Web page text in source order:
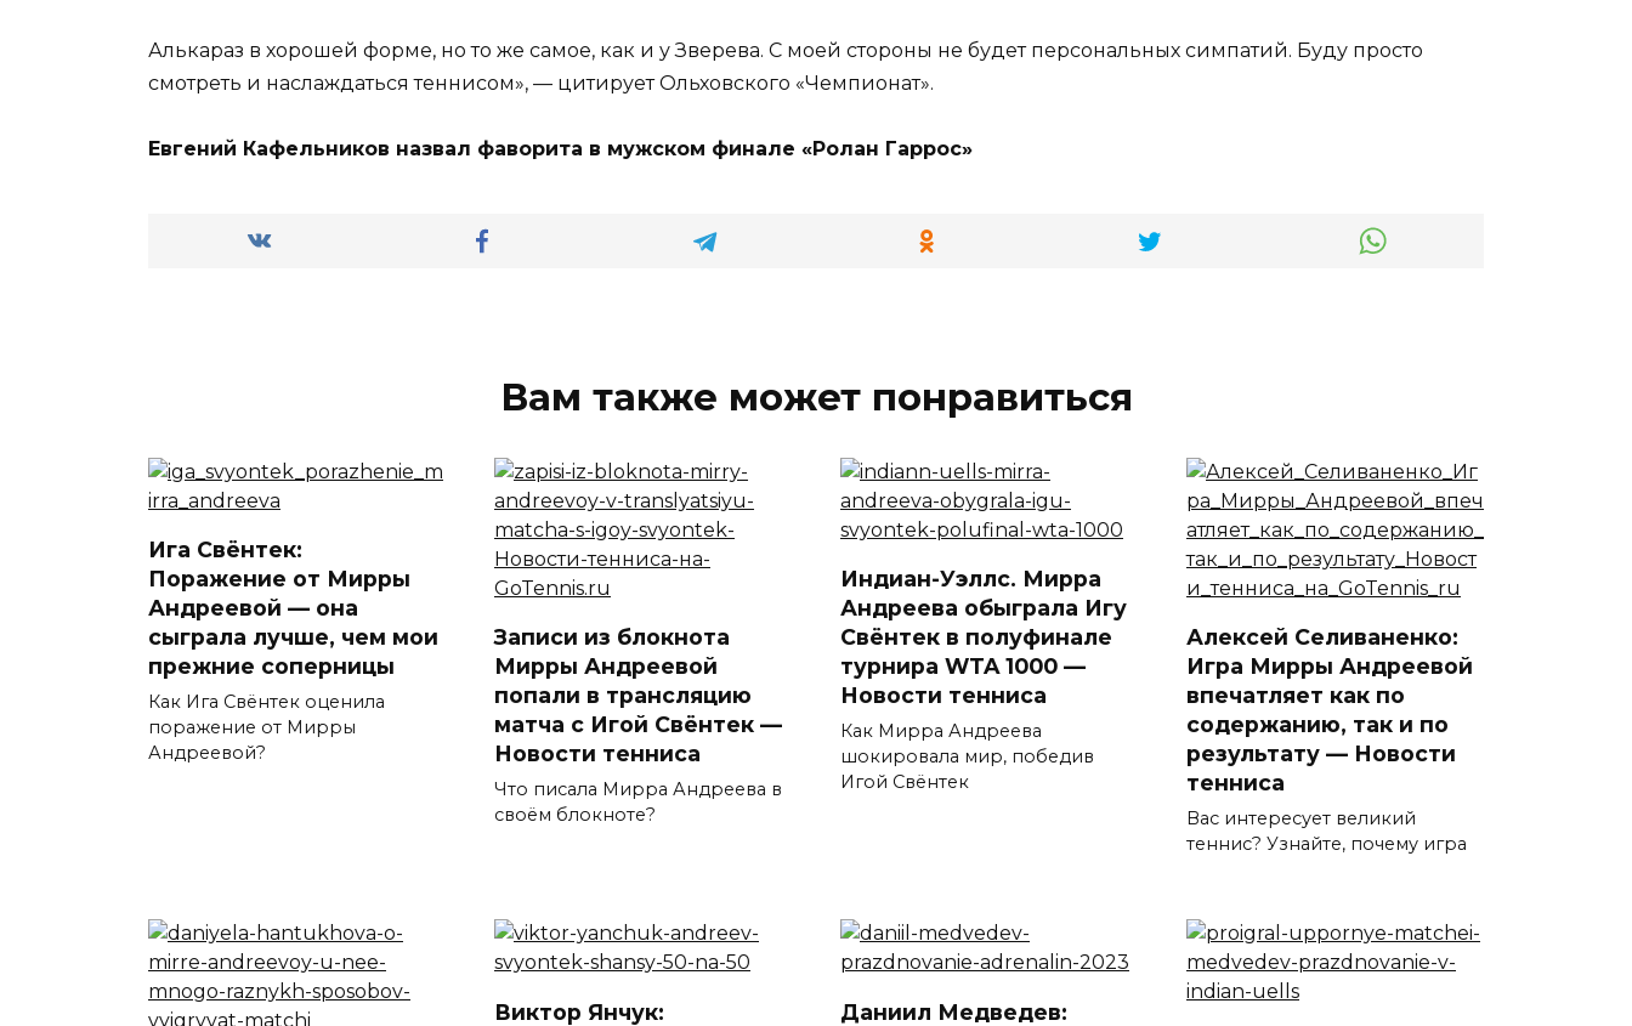
Алькараз в хорошей форме, но то же самое, как и у Зверева. С моей стороны не будет персональных симпатий. Буду просто
смотреть и наслаждаться теннисом», — цитирует Ольховского «Чемпионат».
Евгений Кафельников назвал фаворита в мужском финале «Ролан Гаррос»
Вам также может понравиться
Ига Свёнтек:
Поражение от Мирры
Андреевой — она
сыграла лучше, чем мои
прежние соперницы
Как Ига Свёнтек оценила
поражение от Мирры
Андреевой?
Записи из блокнота
Мирры Андреевой
попали в трансляцию
матча с Игой Свёнтек —
Новости тенниса
Что писала Мирра Андреева в
своём блокноте?
Индиан-Уэллс. Мирра
Андреева обыграла Игу
Свёнтек в полуфинале
турнира WTA 1000 —
Новости тенниса
Как Мирра Андреева
шокировала мир, победив
Игой Свёнтек
Алексей Селиваненко:
Игра Мирры Андреевой
впечатляет как по
содержанию, так и по
результату — Новости
тенниса
Вас интересует великий
теннис? Узнайте, почему игра
Виктор Янчук:
Даниил Медведев: